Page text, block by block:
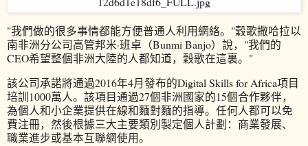
"我們做的很多事情都能方便普通人利用網絡。"穀歌撒哈拉以
南非洲分公司高管邦米·班卓（Bunmi Banjo）說，"我們的
CEO希望整個非洲大陸的人都知道，穀歌在這裏。"
該公司承諾將通過2016年4月發布的Digital Skills for Africa項目
培訓1000萬人。該項目通過27個非洲國家的15個合作夥伴，
為個人和小企業提供在線和麵對麵的指導。任何人都可以免
費注冊，然後根據三大主要類別製定個人計劃：商業發展、
職業進步或基本互聯網使用。